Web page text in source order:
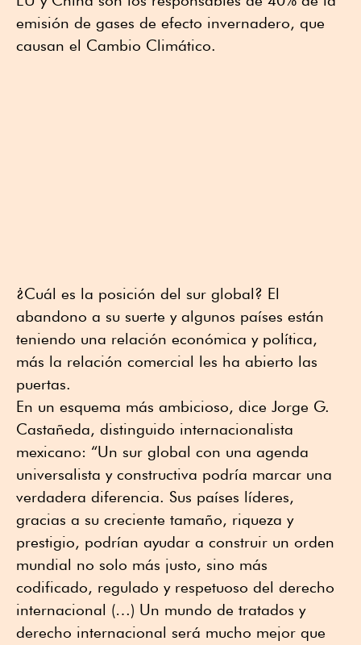
emisión de gases de efecto invernadero, que
causan el Cambio Climático.
¿Cuál es la posición del sur global? El
abandono a su suerte y algunos países están
teniendo una relación económica y política,
más la relación comercial les ha abierto las
puertas.
En un esquema más ambicioso, dice Jorge G.
Castañeda, distinguido internacionalista
mexicano: “Un sur global con una agenda
universalista y constructiva podría marcar una
verdadera diferencia. Sus países líderes,
gracias a su creciente tamaño, riqueza y
prestigio, podrían ayudar a construir un orden
mundial no solo más justo, sino más
codificado, regulado y respetuoso del derecho
internacional (…) Un mundo de tratados y
derecho internacional será mucho mejor que